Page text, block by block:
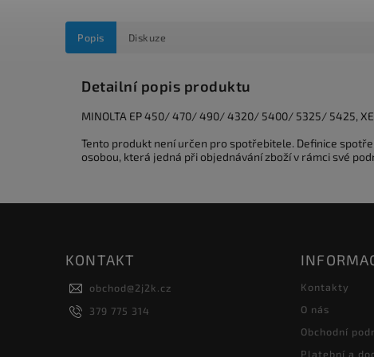
Popis Diskuze
Detailní popis produktu
MINOLTA EP 450/ 470/ 490/ 4320/ 5400/ 5325/ 5425,
Tento produkt není určen pro spotřebitele. Definice
osobou, která jedná při objednávání zboží v rámci své
KONTAKT
obchod@2j2k.cz
379 775 314
Kontakty
O nás
Obchodní
Platební a